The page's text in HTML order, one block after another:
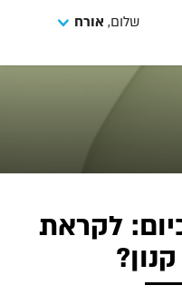
שלום, אורח
לקראת